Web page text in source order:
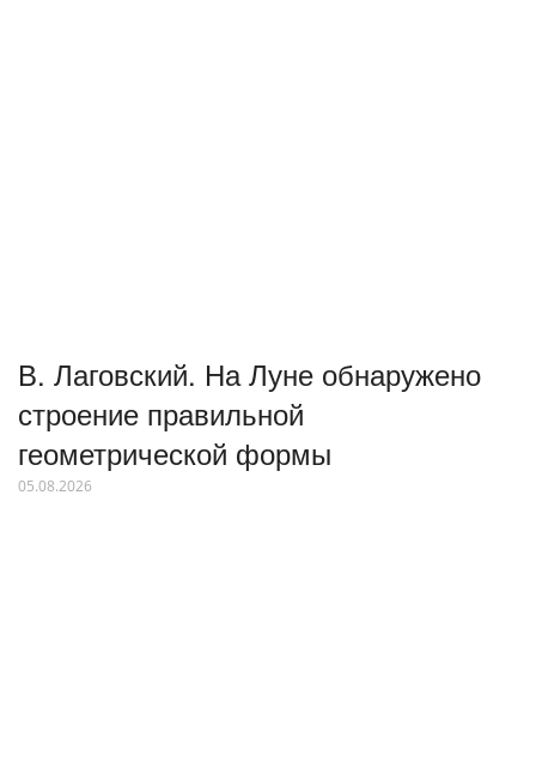
В. Лаговский. На Луне обнаружено
строение правильной
геометрической формы
05.08.2026